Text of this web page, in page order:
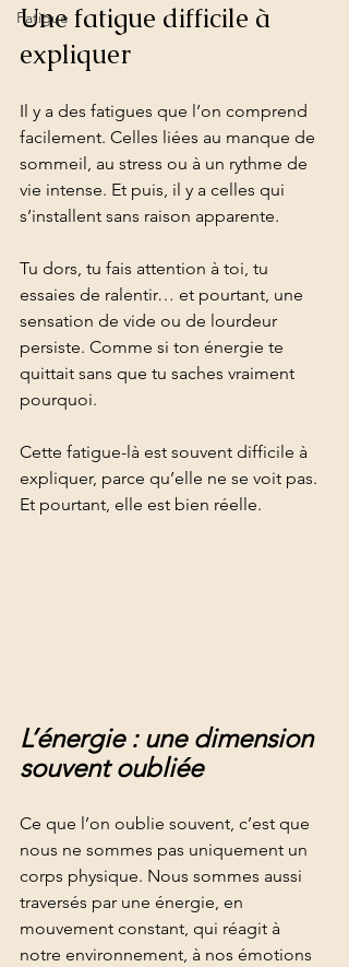
Fatigue
Une fatigue difficile à
expliquer
Il y a des fatigues que l’on comprend
facilement. Celles liées au manque de
sommeil, au stress ou à un rythme de
vie intense. Et puis, il y a celles qui
s’installent sans raison apparente.
Tu dors, tu fais attention à toi, tu
essaies de ralentir… et pourtant, une
sensation de vide ou de lourdeur
persiste. Comme si ton énergie te
quittait sans que tu saches vraiment
pourquoi.
Cette fatigue-là est souvent difficile à
expliquer, parce qu’elle ne se voit pas.
Et pourtant, elle est bien réelle.
L’énergie : une dimension
souvent oubliée
Ce que l’on oublie souvent, c’est que
nous ne sommes pas uniquement un
corps physique. Nous sommes aussi
traversés par une énergie, en
mouvement constant, qui réagit à
notre environnement, à nos émotions